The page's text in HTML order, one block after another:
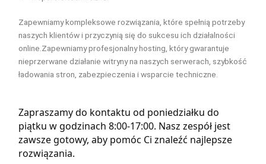
Zapewniamy kompleksowe rozwiązania, które spełnią potrzeby
naszych klientów i przyczynią się do sukcesu ich działalności
online.Zapewniamy profesjonalny hosting, który gwarantuje
nieprzerwane działanie witryny na naszych serwerach, szybkość
ładowania stron, zabezpieczenia i wsparcie techniczne.
Zapraszamy do kontaktu od poniedziałku do
piątku w godzinach 8:00-17:00. Nasz zespół jest
zawsze gotowy, aby pomóc Ci znaleźć najlepsze
rozwiązania.